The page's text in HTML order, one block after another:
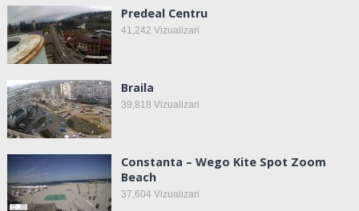
Predeal Centru
41,242 Vizualizari
Braila
39,818 Vizualizari
Constanta – Wego Kite Spot Zoom
Beach
37,604 Vizualizari